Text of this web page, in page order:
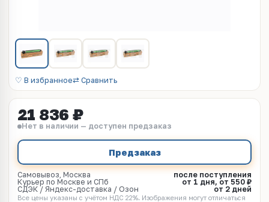
♡ В избранное⇄ Сравнить
21 836 ₽
Нет в наличии — доступен предзаказ
Предзаказ
Самовывоз, Москва
после поступления
Курьер по Москве и СПб
от 1 дня, от 550 ₽
СДЭК / Яндекс-доставка / Озон
от 2 дней
Все цены указаны с учётом НДС 22%. Изображения могут отличаться